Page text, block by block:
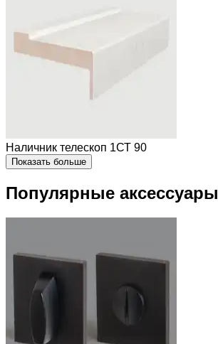
Наличник телескоп 1СТ 90
Показать больше
Популярные аксессуары